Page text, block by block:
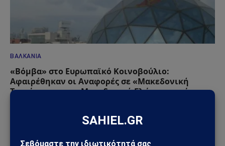
ΒΑΛΚΆΝΙΑ
«Βόμβα» στο Ευρωπαϊκό Κοινοβούλιο:
Αφαιρέθηκαν οι Αναφορές σε «Μακεδονική
Ταυτότητα» και «Μακεδονική Γλώσσα» από την